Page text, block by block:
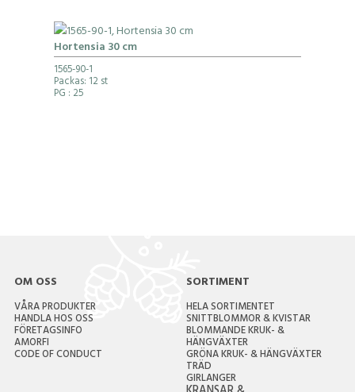
Hortensia 30 cm
1565-90-1
Packas: 12 st
PG : 25
OM OSS
VÅRA PRODUKTER
HANDLA HOS OSS
FÖRETAGSINFO
AMORFI
CODE OF CONDUCT
SORTIMENT
HELA SORTIMENTET
SNITTBLOMMOR & KVISTAR
BLOMMANDE KRUK- &
HÄNGVÄXTER
GRÖNA KRUK- & HÄNGVÄXTER
TRÄD
GIRLANGER